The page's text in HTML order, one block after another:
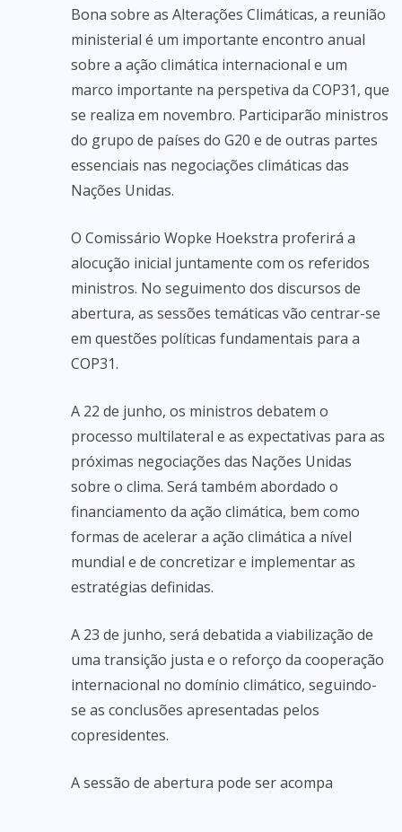
Bona sobre as Alterações Climáticas, a reunião
ministerial é um importante encontro anual
sobre a ação climática internacional e um
marco importante na perspetiva da COP31, que
se realiza em novembro. Participarão ministros
do grupo de países do G20 e de outras partes
essenciais nas negociações climáticas das
Nações Unidas.
O Comissário Wopke Hoekstra proferirá a
alocução inicial juntamente com os referidos
ministros. No seguimento dos discursos de
abertura, as sessões temáticas vão centrar-se
em questões políticas fundamentais para a
COP31.
A 22 de junho, os ministros debatem o
processo multilateral e as expectativas para as
próximas negociações das Nações Unidas
sobre o clima. Será também abordado o
financiamento da ação climática, bem como
formas de acelerar a ação climática a nível
mundial e de concretizar e implementar as
estratégias definidas.
A 23 de junho, será debatida a viabilização de
uma transição justa e o reforço da cooperação
internacional no domínio climático, seguindo-
se as conclusões apresentadas pelos
copresidentes.
A sessão de abertura pode ser acompa